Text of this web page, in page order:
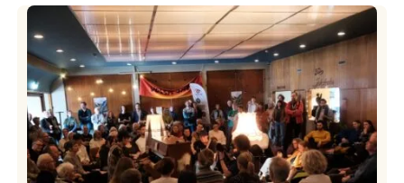
frå
Vossa
Jazz
om
endringar
i
administrasjonen